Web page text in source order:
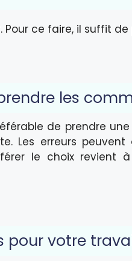
ce faire, il suffit
les
de prendre
Les erreurs
le choix revient
pour votre